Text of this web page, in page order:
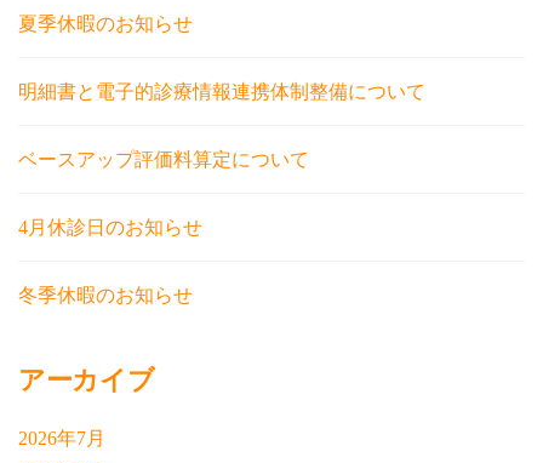
夏季休暇のお知らせ
明細書と電子的診療情報連携体制整備について
ベースアップ評価料算定について
4月休診日のお知らせ
冬季休暇のお知らせ
アーカイブ
2026年7月